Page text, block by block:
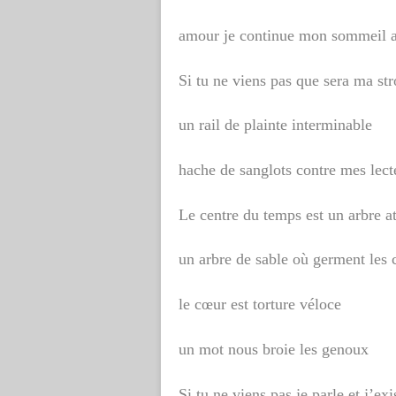
amour je continue mon sommeil
Si tu ne viens pas que sera ma
un rail de plainte interminable
hache de sanglots contre mes
Le centre du temps est un arbre
un arbre de sable où germent les
le cœur est torture véloce
un mot nous broie les genoux